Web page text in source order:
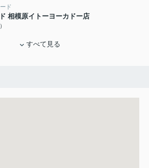
ド
相模原イトーヨーカドー店
すべて見る